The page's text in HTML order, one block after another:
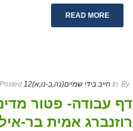
READ MORE
By
In חייב בידי שמיים(נה,ב-נו,א) Posted 12 בנובמבר 2019
רוזנברג אמית בר-